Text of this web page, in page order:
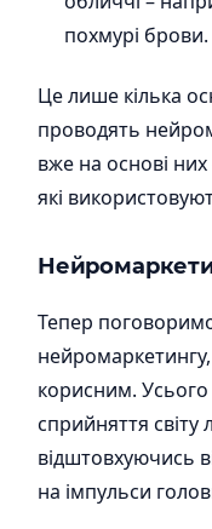
похмурі брови.
Це лише кілька
проводять
вже на основі
які
Тепер
корисним. Усього
сприйняття
відштовхуючись
на імпульси